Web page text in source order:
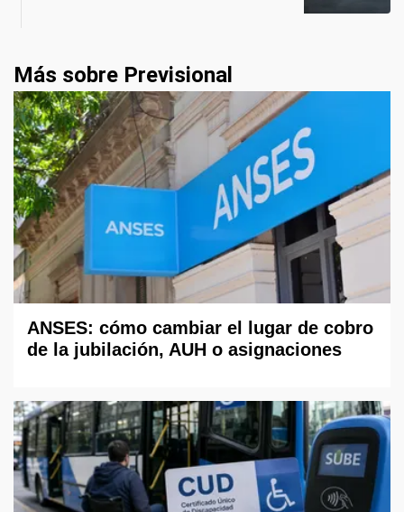
Más sobre Previsional
ANSES: cómo cambiar el lugar de cobro
de la jubilación, AUH o asignaciones